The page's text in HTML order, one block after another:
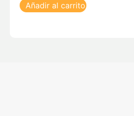
Añadir al carrito